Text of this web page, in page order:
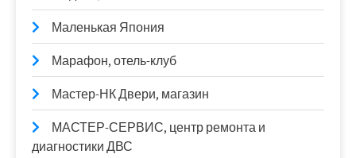
Маленькая Япония
Марафон, отель-клуб
Мастер-НК Двери, магазин
МАСТЕР-СЕРВИС, центр ремонта и
диагностики ДВС